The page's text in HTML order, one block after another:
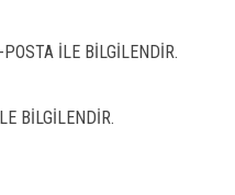
ILE BILGILENDIR.
BILGILENDIR.